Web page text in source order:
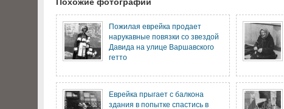
Пожилая еврейка продает
нарукавные повязки со звездой
Давида на улице Варшавского
гетто
Еврейка прыгает с балкона
здания в попытке спастись в